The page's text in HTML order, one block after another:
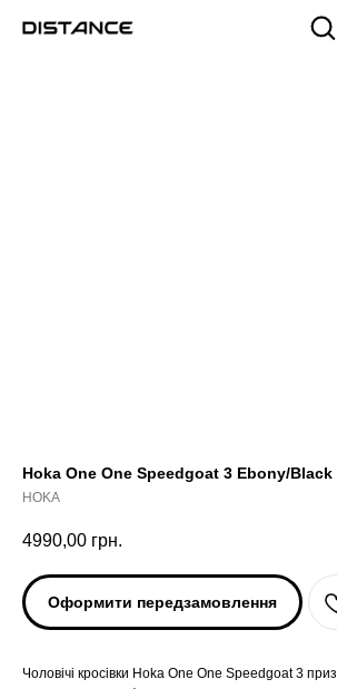
Hoka One One Speedgoat 3 Ebony/Black
HOKA
4990,00 грн.
Оформити передзамовлення
Чоловічі кросівки Hoka One One Speedgoat 3